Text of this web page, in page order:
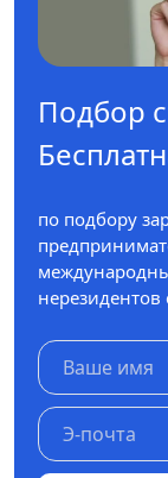
Подбор
по подбору
нерезидентов